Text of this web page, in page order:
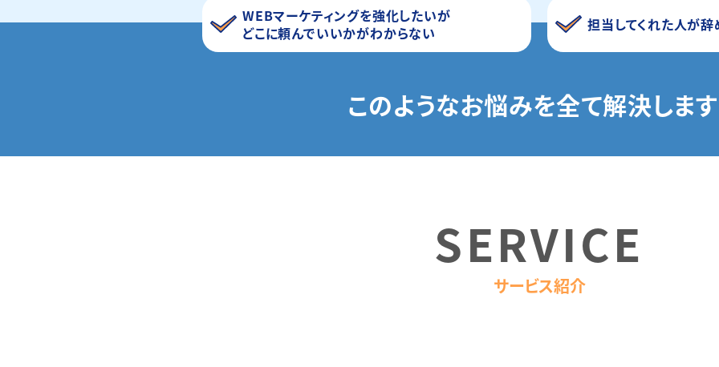
WEBマーケティングを強化したいが
どこに頼んでいいかがわからない
担当してくれた人が辞
このようなお悩みを全て解決します
SERVICE
サービス紹介